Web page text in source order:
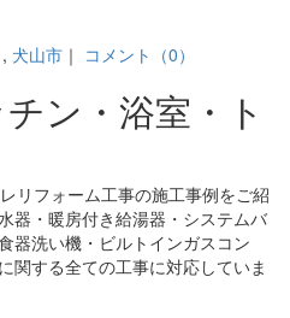
, 犬山市 ｜ コメント（0）
ン・浴室・ト
リフォーム工事の施工事例をご紹
器・暖房付き給湯器・システムバ
器洗い機・ビルトインガスコン
関する全ての工事に対応していま